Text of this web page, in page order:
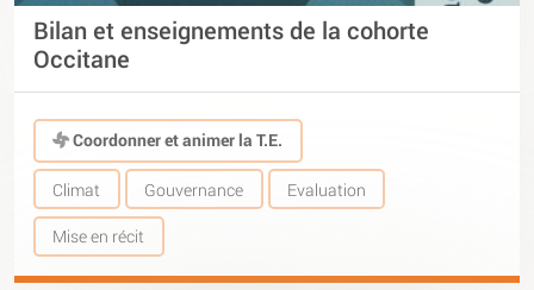
Bilan et enseignements de la cohorte
Occitane
Coordonner et animer la T.E.
Climat Gouvernance Evaluation
Mise en récit